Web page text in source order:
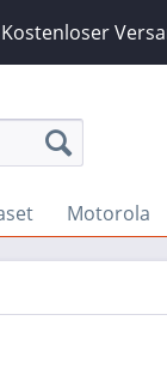
Kostenloser
Motorola